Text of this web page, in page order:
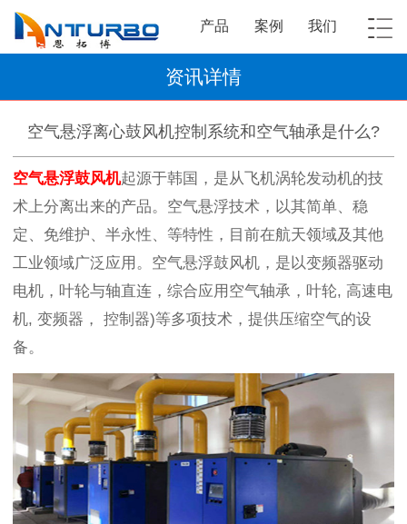
产品 案例 我们
资讯详情
空气悬浮离心鼓风机控制系统和空气轴承是什么?
空气悬浮鼓风机起源于韩国，是从飞机涡轮发动机的技
术上分离出来的产品。空气悬浮技术，以其简单、稳
定、免维护、半永性、等特性，目前在航天领域及其他
工业领域广泛应用。空气悬浮鼓风机，是以变频器驱动
电机，叶轮与轴直连，综合应用空气轴承，叶轮, 高速电
机, 变频器， 控制器)等多项技术，提供压缩空气的设
备。